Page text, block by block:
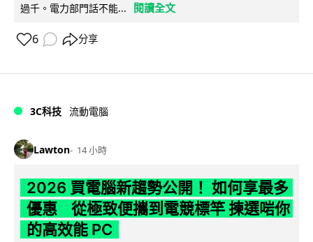
過千。電力部門話不能...
閱讀全文
6 分享
3C科技 流動電腦
Lawton 14 小時
2026 買電腦新趨勢公開！ 如何享最多
優惠 從極致便攜到電競標竿 揀選啱你
的高效能 PC